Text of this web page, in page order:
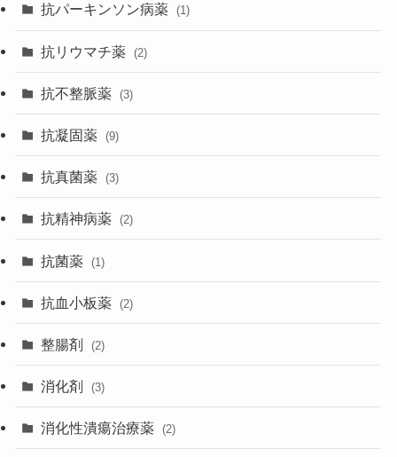
抗パーキンソン病薬 (1)
抗リウマチ薬 (2)
抗不整脈薬 (3)
抗凝固薬 (9)
抗真菌薬 (3)
抗精神病薬 (2)
抗菌薬 (1)
抗血小板薬 (2)
整腸剤 (2)
消化剤 (3)
消化性潰瘍治療薬 (2)